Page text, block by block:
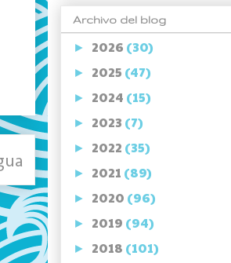
Archivo del blog
► 2026 (30)
► 2025 (47)
► 2024 (15)
► 2023 (7)
► 2022 (35)
► 2021 (89)
► 2020 (96)
► 2019 (94)
► 2018 (101)